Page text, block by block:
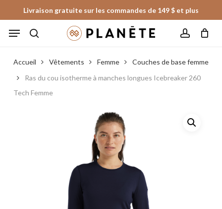
to
main
Livraison gratuite sur les commandes de 149 $ et plus
Menu
Fermer
le
panier
Accueil Vêtements Femme
Couches de base femme
Ras du cou isotherme à manches longues Icebreaker 260
Tech Femme